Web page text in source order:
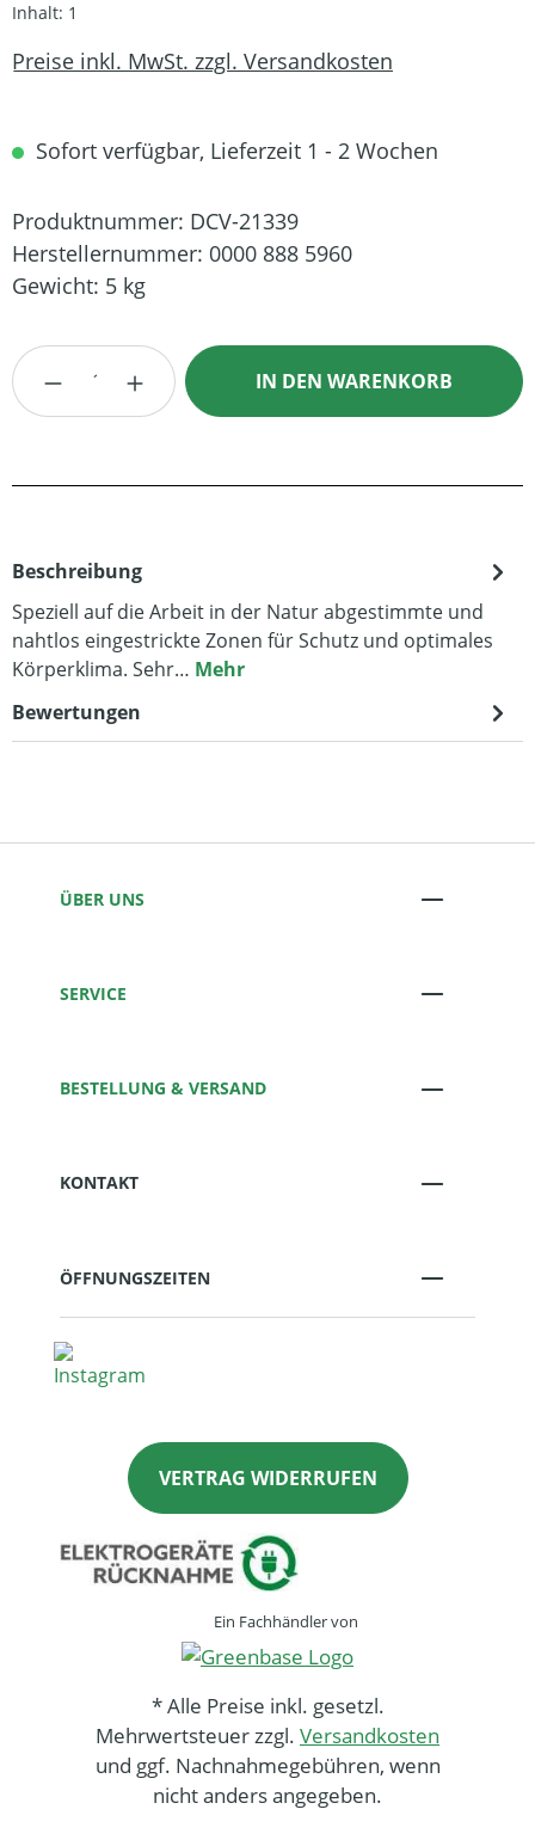
Inhalt: 1
Preise inkl. MwSt. zzgl. Versandkosten
Sofort verfügbar, Lieferzeit 1 - 2 Wochen
Produktnummer: DCV-21339
Herstellernummer: 0000 888 5960
Gewicht: 5 kg
Produkt Anzahl: Gib den gewünschten
IN DEN WARENKORB
Beschreibung
Speziell auf die Arbeit in der Natur abgestimmte und
nahtlos eingestrickte Zonen für Schutz und optimales
Körperklima. Sehr… Mehr
Bewertungen
ÜBER UNS
SERVICE
BESTELLUNG & VERSAND
KONTAKT
ÖFFNUNGSZEITEN
VERTRAG WIDERRUFEN
Ein Fachhändler von
* Alle Preise inkl. gesetzl.
Mehrwertsteuer zzgl. Versandkosten
und ggf. Nachnahmegebühren, wenn
nicht anders angegeben.